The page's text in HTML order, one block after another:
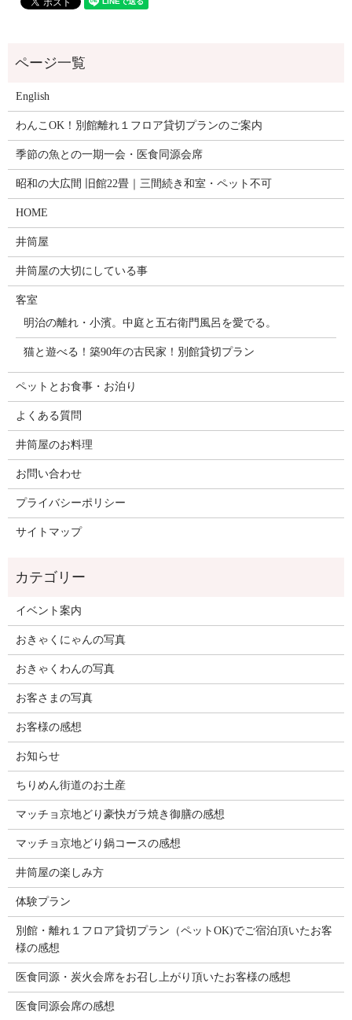
English
わんこOK！別館離れ１フロア貸切プランのご案内
季節の魚との一期一会・医食同源会席
昭和の大広間 旧館22畳｜三間続き和室・ペット不可
HOME
井筒屋
井筒屋の大切にしている事
客室
明治の離れ・小濱。中庭と五右衛門風呂を愛でる。
猫と遊べる！築90年の古民家！別館貸切プラン
ペットとお食事・お泊り
よくある質問
井筒屋のお料理
お問い合わせ
プライバシーポリシー
サイトマップ
イベント案内
おきゃくにゃんの写真
おきゃくわんの写真
お客さまの写真
お客様の感想
お知らせ
ちりめん街道のお土産
マッチョ京地どり豪快ガラ焼き御膳の感想
マッチョ京地どり鍋コースの感想
井筒屋の楽しみ方
体験プラン
別館・離れ１フロア貸切プラン（ペットOK)でご宿泊頂いたお客
様の感想
医食同源・炭火会席をお召し上がり頂いたお客様の感想
医食同源会席の感想